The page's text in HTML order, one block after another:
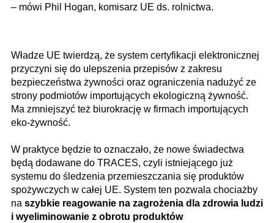
– mówi Phil Hogan, komisarz UE ds. rolnictwa.
Władze UE twierdzą, że system certyfikacji elektronicznej
przyczyni się do ulepszenia przepisów z zakresu
bezpieczeństwa żywności oraz ograniczenia nadużyć ze
strony podmiotów importujących ekologiczną żywność.
Ma zmniejszyć też biurokrację w firmach importujących
eko-żywność.
W praktyce będzie to oznaczało, że nowe świadectwa
będą dodawane do TRACES, czyli istniejącego już
systemu do śledzenia przemieszczania się produktów
spożywczych w całej UE. System ten pozwala chociażby
na szybkie reagowanie na zagrożenia dla zdrowia ludzi
i wyeliminowanie z obrotu produktów